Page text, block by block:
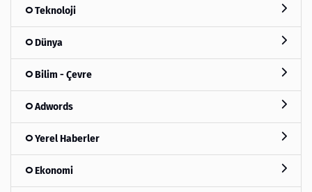
Teknoloji
Dünya
Bilim - Çevre
Adwords
Yerel Haberler
Ekonomi